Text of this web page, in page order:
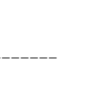
ーーーーー